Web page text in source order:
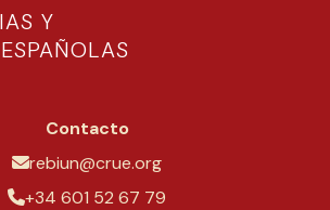
Y
Contacto
rebiun@crue.org
+34 601 52 67 79